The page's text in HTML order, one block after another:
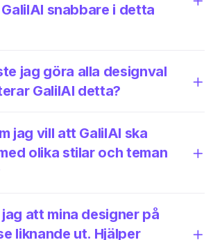
snabbare i detta
jag göra alla designval
GalilAI detta?
jag vill att GalilAI ska
olika stilar och teman
att mina designer på
liknande ut. Hjälper